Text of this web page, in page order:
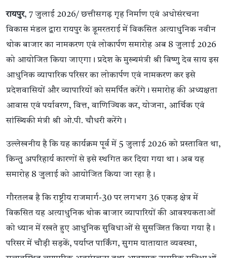
रायपुर, 7 जुलाई 2026/ छत्तीसगढ़ गृह निर्माण एवं अधोसंरचना
विकास मंडल द्वारा रायपुर के डूमरतराई में विकसित अत्याधुनिक नवीन
थोक बाजार का नामकरण एवं लोकार्पण समारोह अब 8 जुलाई 2026
को आयोजित किया जाएगा। प्रदेश के मुख्यमंत्री श्री विष्णु देव साय इस
आधुनिक व्यापारिक परिसर का लोकार्पण एवं नामकरण कर इसे
प्रदेशवासियों और व्यापारियों को समर्पित करेंगे। समारोह की अध्यक्षता
आवास एवं पर्यावरण, वित्त, वाणिज्यिक कर, योजना, आर्थिक एवं
सांख्यिकी मंत्री श्री ओ.पी. चौधरी करेंगे।
उल्लेखनीय है कि यह कार्यक्रम पूर्व में 5 जुलाई 2026 को प्रस्तावित था,
किन्तु अपरिहार्य कारणों से इसे स्थगित कर दिया गया था। अब यह
समारोह 8 जुलाई को आयोजित किया जा रहा है।
गौरतलब है कि राष्ट्रीय राजमार्ग-30 पर लगभग 36 एकड़ क्षेत्र में
विकसित यह अत्याधुनिक थोक बाजार व्यापारियों की आवश्यकताओं
को ध्यान में रखते हुए आधुनिक सुविधाओं से सुसज्जित किया गया है।
परिसर में चौड़ी सड़कें, पर्याप्त पार्किंग, सुगम यातायात व्यवस्था,